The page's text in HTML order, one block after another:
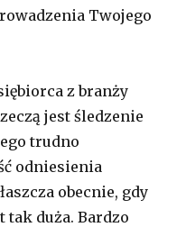
Twojego
z branży
jest śledzenie
trudno
odniesienia
obecnie, gdy
duża. Bardzo